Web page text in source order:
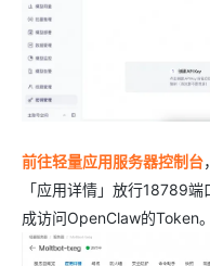
前往轻量应用服务器控制台
「应用详情」放行18789
成访问OpenClaw的Token。